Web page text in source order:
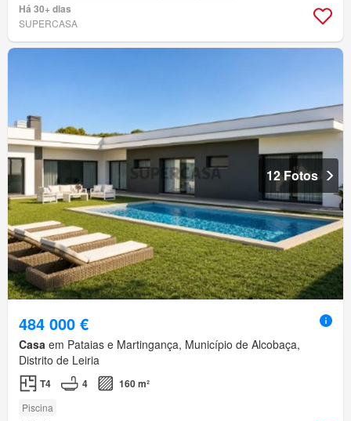
Há 30+ dias
SUPERCASA
12 Fotos
484 000 €
Casa em Pataias e Martingança, Município de Alcobaça,
Distrito de Leiria
T4 4 160 m²
Piscina